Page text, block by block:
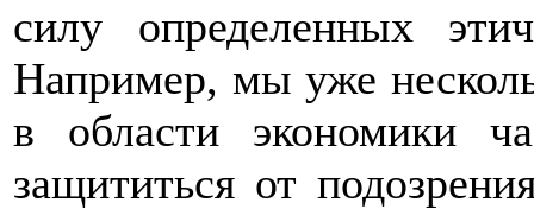
силу определенных
Например, мы уже
в области экономики
защититься от